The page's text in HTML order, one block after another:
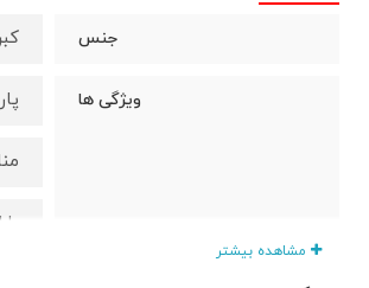
جنس
ویژگی ها
مشاهده بیشتر